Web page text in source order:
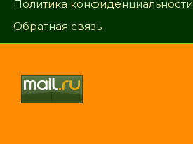
Политика конфиденциальности
Обратная связь